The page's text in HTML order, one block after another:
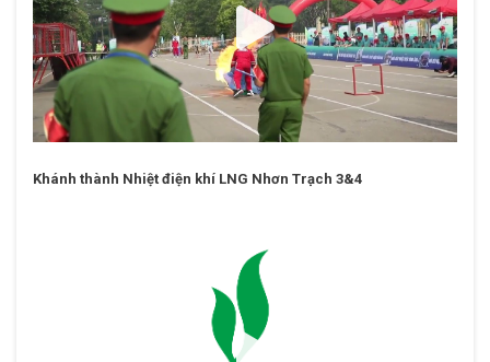
Khánh thành Nhiệt điện khí LNG Nhơn Trạch 3&4